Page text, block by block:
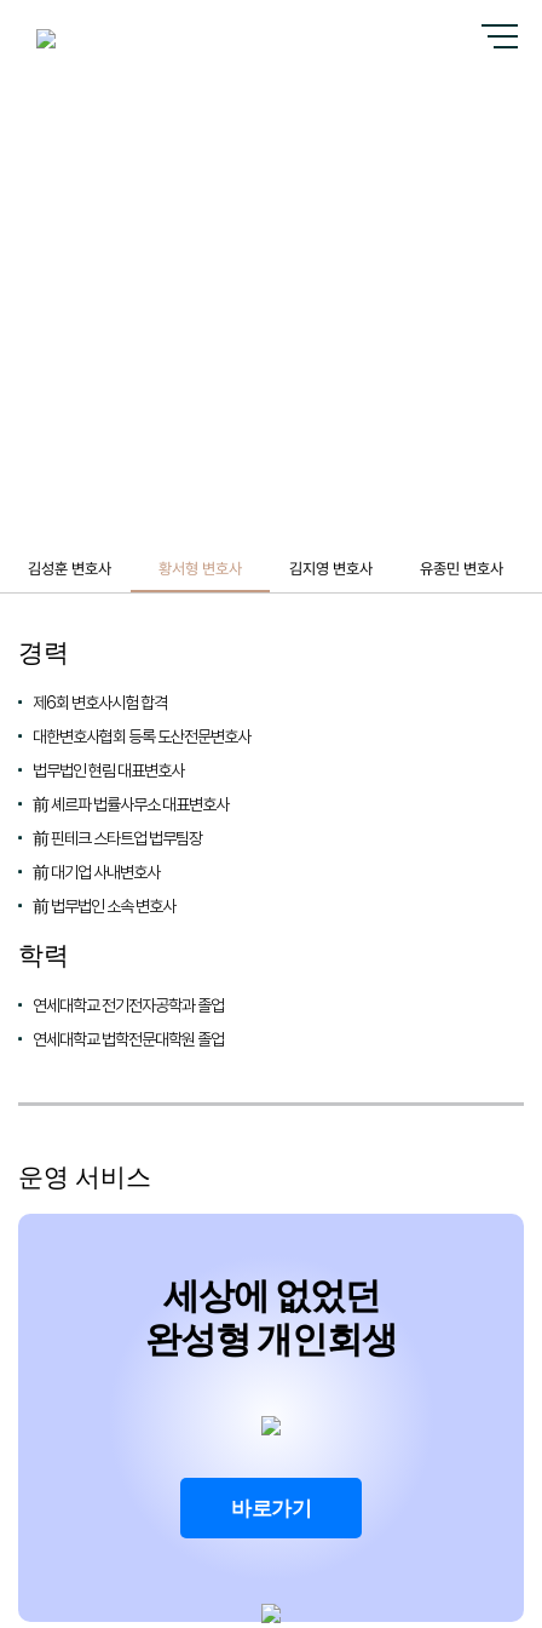
김성훈 변호사 황서형 변호사 김지영 변호사 유종민 변호사
경력
제6회 변호사시험 합격
대한변호사협회 등록 도산전문변호사
법무법인 현림 대표변호사
前 셰르파 법률사무소 대표변호사
前 핀테크 스타트업 법무팀장
前 대기업 사내변호사
前 법무법인 소속 변호사
학력
연세대학교 전기전자공학과 졸업
연세대학교 법학전문대학원 졸업
운영 서비스
세상에 없었던
완성형 개인회생
바로가기